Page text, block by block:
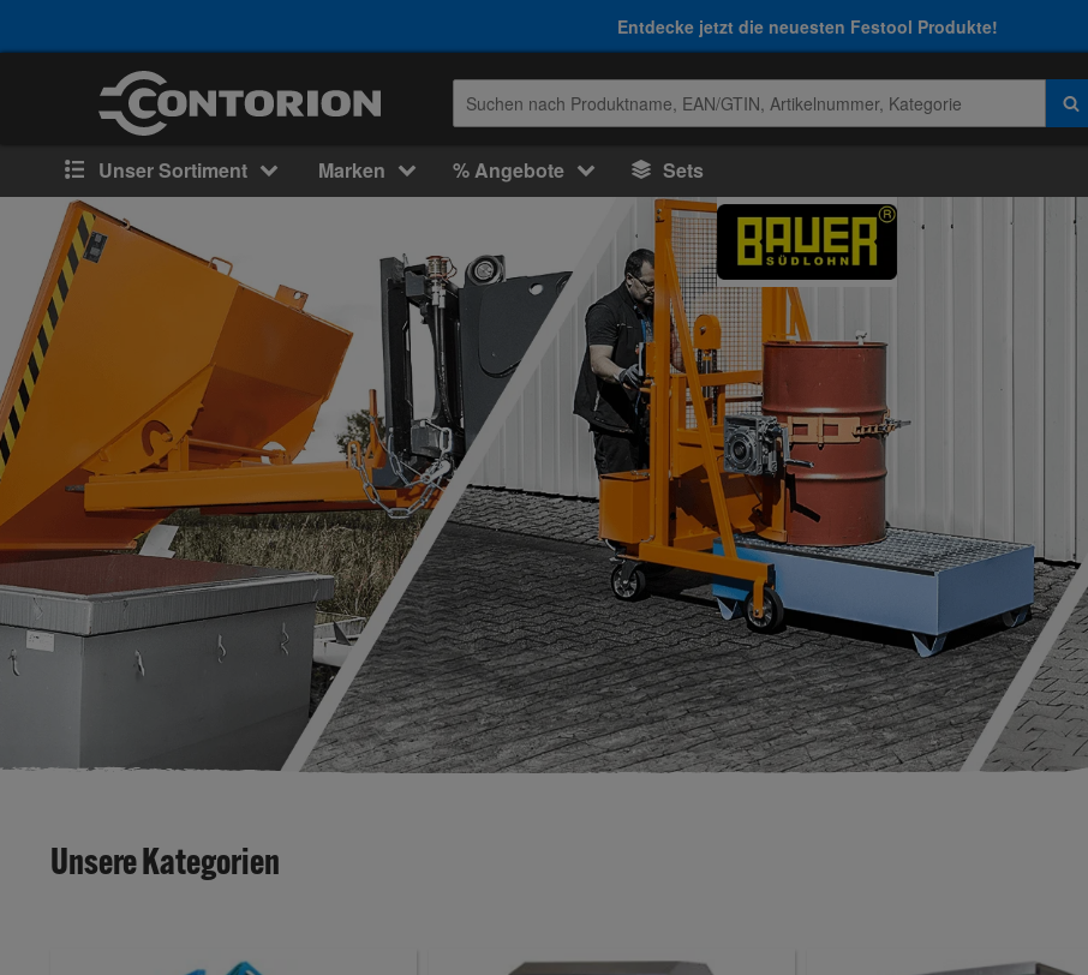
Entdecke jetzt die neuesten Festool Produkte!
Unser Sortiment Marken % Angebote Sets
Unsere Kategorien